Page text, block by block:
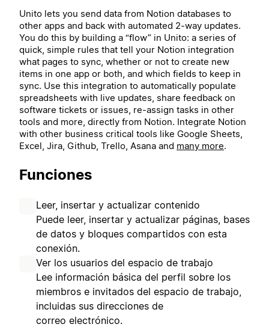
Unito lets you send data from Notion databases to
other apps and back with automated 2-way updates.
You do this by building a “flow” in Unito: a series of
quick, simple rules that tell your Notion integration
what pages to sync, whether or not to create new
items in one app or both, and which fields to keep in
sync. Use this integration to automatically populate
spreadsheets with live updates, share feedback on
software tickets or issues, re-assign tasks in other
tools and more, directly from Notion. Integrate Notion
with other business critical tools like Google Sheets,
Excel, Jira, Github, Trello, Asana and many more.
Funciones
Leer, insertar y actualizar contenido
Puede leer, insertar y actualizar páginas, bases
de datos y bloques compartidos con esta
conexión.
Ver los usuarios del espacio de trabajo
Lee información básica del perfil sobre los
miembros e invitados del espacio de trabajo,
incluidas sus direcciones de
correo electrónico.